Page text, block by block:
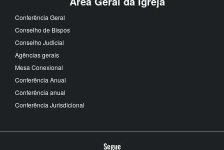
Conferência Geral
Conselho de Bispos
Conselho Judicial
Agências gerais
Mesa Conexional
Conferência Anual
Conferência anual
Conferência Jurisdicional
Segue